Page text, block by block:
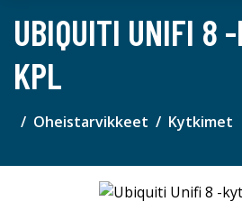
UBIQUITI UNIFI 8
KPL
Oheistarvikkeet Kytkimet